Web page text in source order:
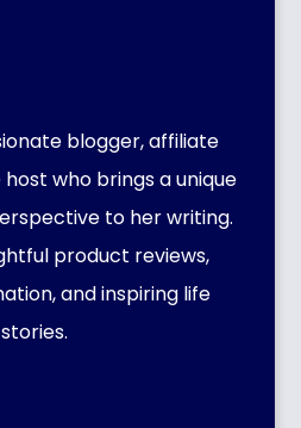
blogger, affiliate
who brings a unique
to her writing.
product reviews,
and inspiring life
stories.